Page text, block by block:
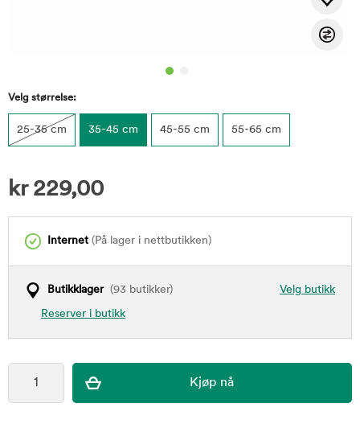
Velg størrelse:
25-35 cm 35-45 cm 45-55 cm 55-65 cm
kr 229,00
Internet (På lager i nettbutikken)
Velg butikk
Butikklager(93 butikker)
Reserver i butikk